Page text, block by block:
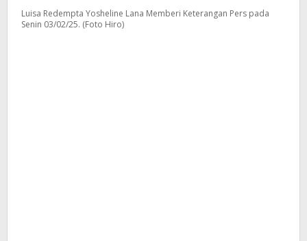
Luisa Redempta Yosheline Lana Memberi Keterangan Pers pada
Senin 03/02/25. (Foto Hiro)